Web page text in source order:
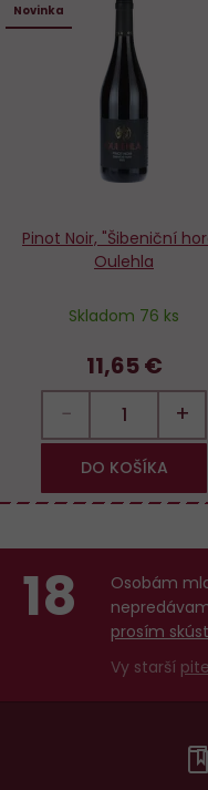
Novinka
Pinot Noir, "Šibeniční
Oulehla
Skladom 76 ks
11,65 €
− +
DO KOŠÍKA
18
Osobám
prosím
Vy starší